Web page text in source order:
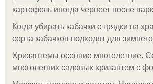
картофель иногда чернеет после
Когда убирать кабачки с грядки на
сорта кабачков подходят для
Хризантемы осенние многолетние.
многолетних садовых хризантем с